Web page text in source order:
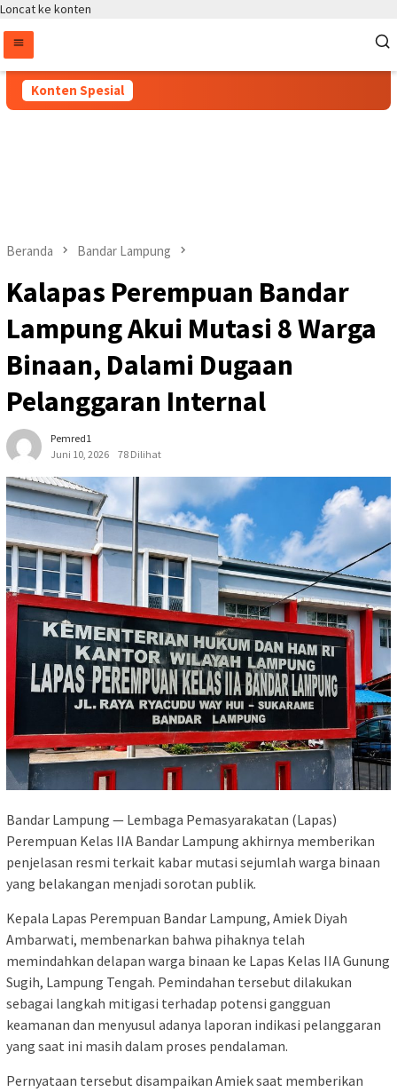
Loncat ke konten
Konten Spesial
Beranda Bandar Lampung
Kalapas Perempuan Bandar
Lampung Akui Mutasi 8 Warga
Binaan, Dalami Dugaan
Pelanggaran Internal
Pemred1
Juni 10, 2026
78 Dilihat
Bandar Lampung — Lembaga Pemasyarakatan (Lapas)
Perempuan Kelas IIA Bandar Lampung akhirnya memberikan
penjelasan resmi terkait kabar mutasi sejumlah warga binaan
yang belakangan menjadi sorotan publik.
Kepala Lapas Perempuan Bandar Lampung, Amiek Diyah
Ambarwati, membenarkan bahwa pihaknya telah
memindahkan delapan warga binaan ke Lapas Kelas IIA Gunung
Sugih, Lampung Tengah. Pemindahan tersebut dilakukan
sebagai langkah mitigasi terhadap potensi gangguan
keamanan dan menyusul adanya laporan indikasi pelanggaran
yang saat ini masih dalam proses pendalaman.
Pernyataan tersebut disampaikan Amiek saat memberikan